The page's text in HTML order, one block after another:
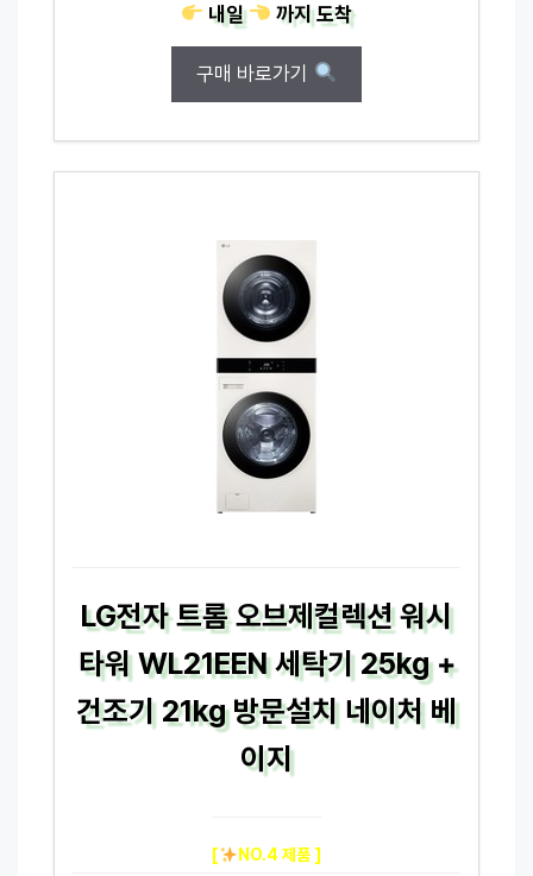
내일
까지도착
구매 바로가기
LG전자 트롬 오브제컬렉션 워시
타워 WL21EEN 세탁기 25kg +
건조기 21kg 방문설치 네이처 베
이지
[ NO.4 제품 ]